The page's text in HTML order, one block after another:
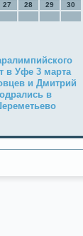
27 28 29
30
в Уфе 3 марта
и Дмитрий
в